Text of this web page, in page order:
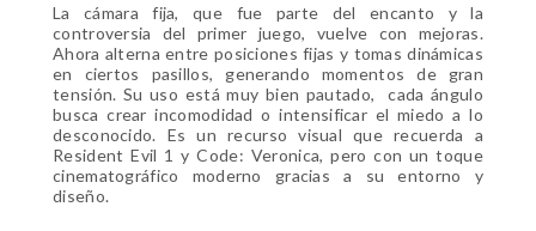
La cámara fija, que fue parte del encanto y la
controversia del primer juego, vuelve con mejoras.
Ahora alterna entre posiciones fijas y tomas dinámicas
en ciertos pasillos, generando momentos de gran
tensión. Su uso está muy bien pautado, cada ángulo
busca crear incomodidad o intensificar el miedo a lo
desconocido. Es un recurso visual que recuerda a
Resident Evil 1 y Code: Veronica, pero con un toque
cinematográfico moderno gracias a su entorno y
diseño.